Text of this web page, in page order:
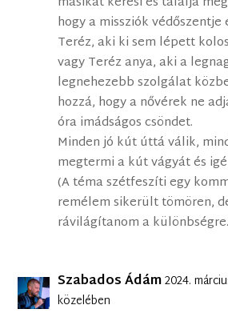
hogy a missziók védőszentje
Teréz, aki ki sem lépett
vagy Teréz anya, aki a
legnehezebb szolgálat
hozzá, hogy a nővérek ne
óra imádságos csöndet.
Minden jó kút úttá válik,
megtermi a kút vágyát és
(A téma szétfeszíti egy
remélem sikerült tömören,
rávilágítanom a
Szabados Ádám2024.
közelében